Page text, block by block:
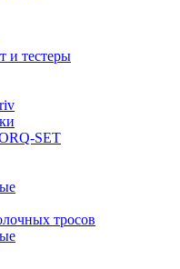
и тестеры
SET
тросов